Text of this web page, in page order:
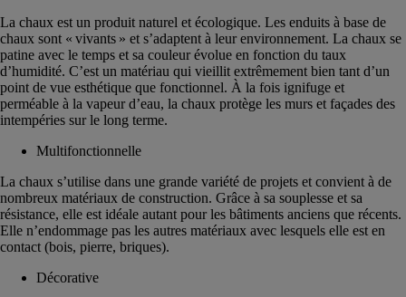
La chaux est un produit naturel et écologique. Les enduits à base de
chaux sont « vivants » et s’adaptent à leur environnement. La chaux se
patine avec le temps et sa couleur évolue en fonction du taux
d’humidité. C’est un matériau qui vieillit extrêmement bien tant d’un
point de vue esthétique que fonctionnel. À la fois ignifuge et
perméable à la vapeur d’eau, la chaux protège les murs et façades des
intempéries sur le long terme.
Multifonctionnelle
La chaux s’utilise dans une grande variété de projets et convient à de
nombreux matériaux de construction. Grâce à sa souplesse et sa
résistance, elle est idéale autant pour les bâtiments anciens que récents.
Elle n’endommage pas les autres matériaux avec lesquels elle est en
contact (bois, pierre, briques).
Décorative